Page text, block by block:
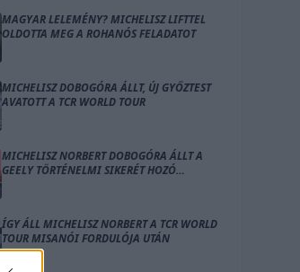
MAGYAR LELEMÉNY? MICHELISZ LIFTTEL
OLDOTTA MEG A ROHANÓS FELADATOT
MICHELISZ DOBOGÓRA ÁLLT, ÚJ GYŐZTEST
AVATOTT A TCR WORLD TOUR
MICHELISZ NORBERT DOBOGÓRA ÁLLT A
GEELY TÖRTÉNELMI SIKERÉT HOZÓ
VALENCIAI HÉTVÉGÉN
ÍGY ÁLL MICHELISZ NORBERT A TCR WORLD
TOUR MISANÓI FORDULÓJA UTÁN